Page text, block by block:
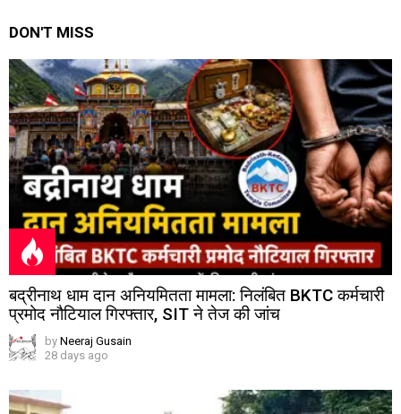
DON'T MISS
बद्रीनाथ धाम दान अनियमितता मामला: निलंबित BKTC कर्मचारी
प्रमोद नौटियाल गिरफ्तार, SIT ने तेज की जांच
by Neeraj Gusain
28 days ago